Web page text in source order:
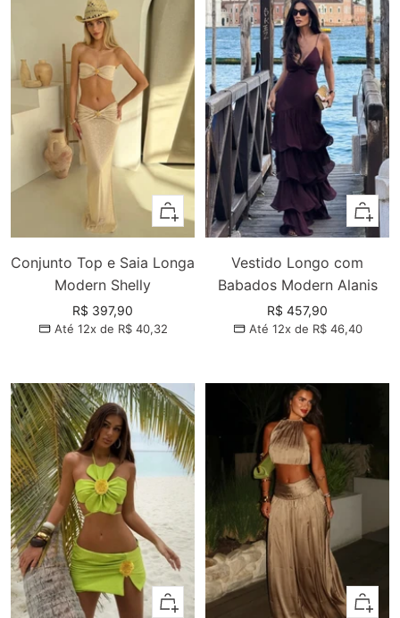
Adicionar
Conjunto Top e Saia Longa
Modern Shelly
Preço
promocional
R$ 397,90
Até 12x de R$ 40,32
Vestido Longo com
Babados Modern Alanis
Preço
promocional
R$ 457,90
Até 12x de R$ 46,40
Adicionar